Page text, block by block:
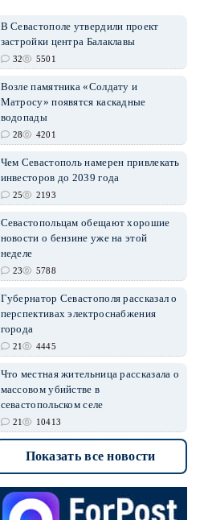
В Севастополе утвердили проект
застройки центра Балаклавы
32 5501
Возле памятника «Солдату и
Матросу» появятся каскадные
водопады
28 4201
Чем Севастополь намерен привлекать
инвесторов до 2039 года
25 2193
Севастопольцам обещают хорошие
новости о бензине уже на этой
неделе
23 5788
Губернатор Севастополя рассказал о
перспективах электроснабжения
города
21 4445
Что местная жительница рассказала о
массовом убийстве в
севастопольском селе
21 10413
Показать все новости